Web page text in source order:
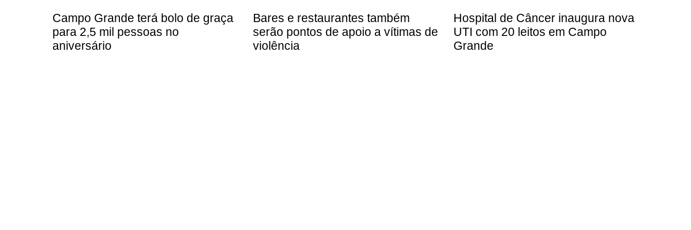
Campo Grande terá bolo de graça
para 2,5 mil pessoas no
aniversário
Bares e restaurantes também
serão pontos de apoio a vítimas de
violência
Hospital de Câncer inaugura nova
UTI com 20 leitos em Campo
Grande